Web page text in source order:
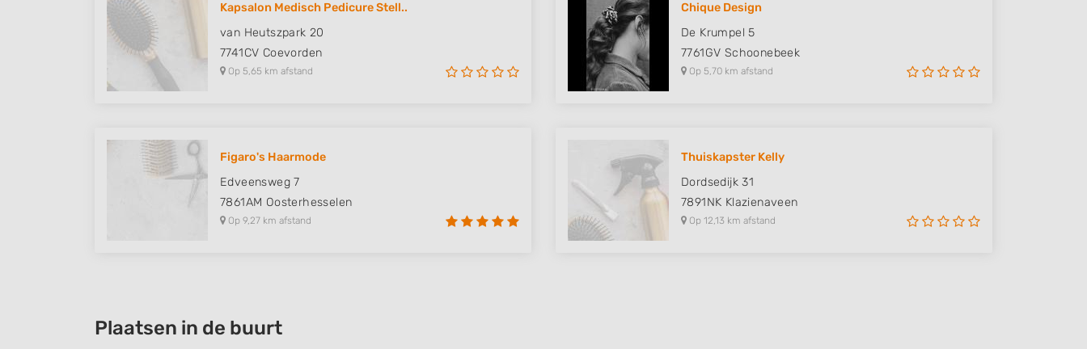
Kapsalon Medisch Pedicure Stell..
van Heutszpark 20
7741CV Coevorden
Op 5,65 km afstand
Chique Design
De Krumpel 5
7761GV Schoonebeek
Op 5,70 km afstand
Figaro's Haarmode
Edveensweg 7
7861AM Oosterhesselen
Op 9,27 km afstand
Thuiskapster Kelly
Dordsedijk 31
7891NK Klazienaveen
Op 12,13 km afstand
Plaatsen in de buurt